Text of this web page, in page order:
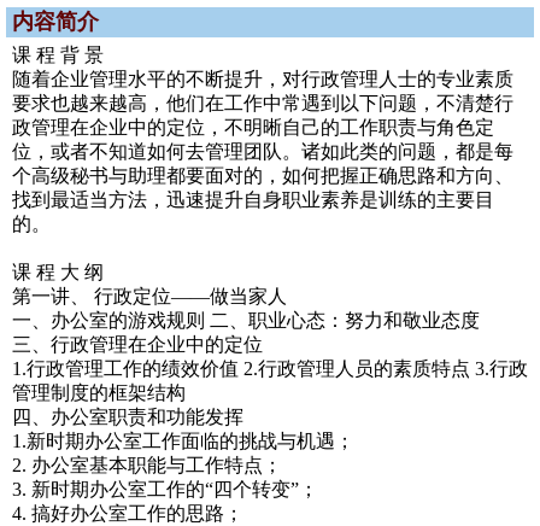
内容简介
课 程 背 景
随着企业管理水平的不断提升，对行政管理人士的专业素质
要求也越来越高，他们在工作中常遇到以下问题，不清楚行
政管理在企业中的定位，不明晰自己的工作职责与角色定
位，或者不知道如何去管理团队。诸如此类的问题，都是每
个高级秘书与助理都要面对的，如何把握正确思路和方向、
找到最适当方法，迅速提升自身职业素养是训练的主要目
的。
课 程 大 纲
第一讲、 行政定位——做当家人
一、办公室的游戏规则 二、职业心态：努力和敬业态度
三、行政管理在企业中的定位
1.行政管理工作的绩效价值 2.行政管理人员的素质特点 3.行政
管理制度的框架结构
四、办公室职责和功能发挥
1.新时期办公室工作面临的挑战与机遇；
2. 办公室基本职能与工作特点；
3. 新时期办公室工作的“四个转变”；
4. 搞好办公室工作的思路；